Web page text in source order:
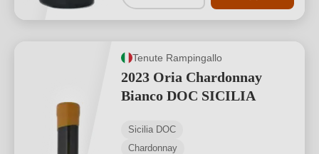
Tenute Rampingallo
2023 Oria Chardonnay
Bianco DOC SICILIA
Sicilia DOC
Chardonnay